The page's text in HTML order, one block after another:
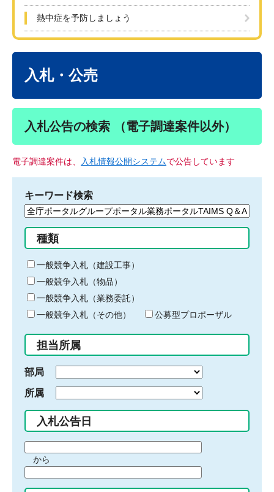
熱中症を予防しましょう
入札・公売
入札公告の検索 （電子調達案件以外）
電子調達案件は、 入札情報公開システムで公告しています
キーワード検索
検
る
キ
ー
ワ
ー
ド
入
力
種類
一般競争入札（建設工事）
一般競争入札（物品）
一般競争入札（業務委託）
一般競争入札（その他）
公募型プロポーザル
担当所属
部局
所属
入札公告日
間
始
から
間